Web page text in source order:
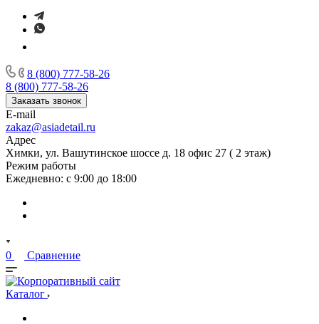
8 (800) 777-58-26
8 (800) 777-58-26
Заказать звонок
E-mail
zakaz@asiadetail.ru
Адрес
Химки, ул. Вашутинское шоссе д. 18 офис 27 ( 2 этаж)
Режим работы
Ежедневно: с 9:00 до 18:00
0 Сравнение
Каталог